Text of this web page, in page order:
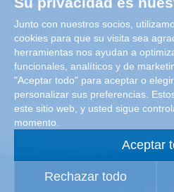
Humidificación
Información de la Empresa
Información del Sitio Web
Junto con nuestros socios,
cookies para que su visita sea
herramientas nos ayudan a
funcionales, analíticos y de
"Aceptar todo" para aceptar o
personalizar sus preferencias.
este sitio web, y usted sigue
momento.
Aceptar
Rechazar todo